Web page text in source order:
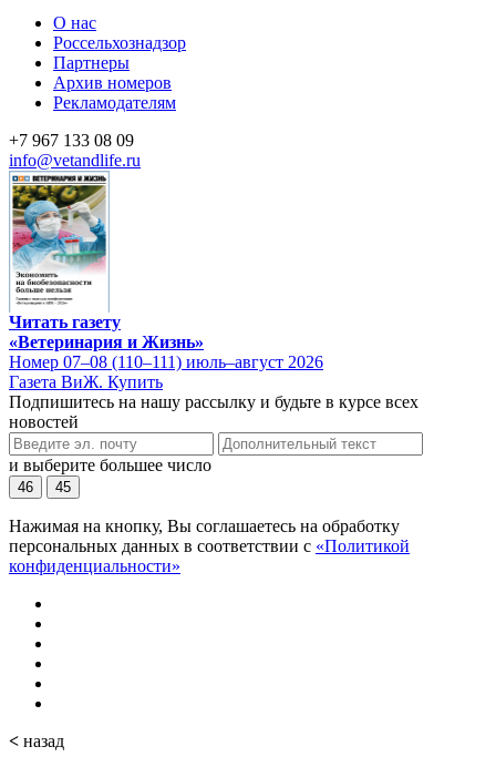
О нас
Россельхознадзор
Партнеры
Архив номеров
Рекламодателям
+7 967 133 08 09
info@vetandlife.ru
Читать газету
«Ветеринария и Жизнь»
Номер 07–08 (110–111) июль–август 2026
Газета ВиЖ. Купить
Подпишитесь на нашу рассылку и будьте в курсе всех
новостей
и выберите большее число
46 45
Нажимая на кнопку, Вы соглашаетесь на обработку
персональных данных в соответствии с «Политикой
конфиденциальности»
< назад